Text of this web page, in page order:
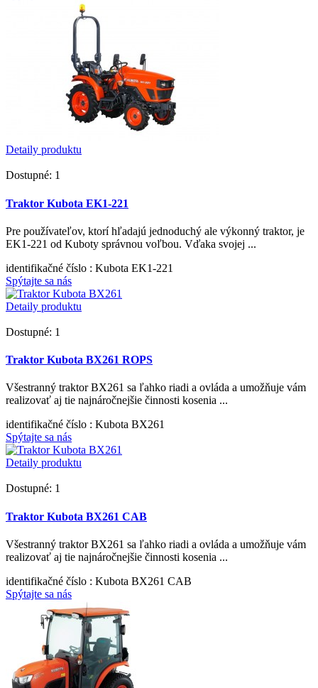
Detaily produktu
Dostupné: 1
Traktor Kubota EK1-221
Pre používateľov, ktorí hľadajú jednoduchý ale výkonný traktor, je
EK1-221 od Kuboty správnou voľbou. Vďaka svojej ...
identifikačné číslo : Kubota EK1-221
Spýtajte sa nás
Detaily produktu
Dostupné: 1
Traktor Kubota BX261 ROPS
Všestranný traktor BX261 sa ľahko riadi a ovláda a umožňuje vám
realizovať aj tie najnáročnejšie činnosti kosenia ...
identifikačné číslo : Kubota BX261
Spýtajte sa nás
Detaily produktu
Dostupné: 1
Traktor Kubota BX261 CAB
Všestranný traktor BX261 sa ľahko riadi a ovláda a umožňuje vám
realizovať aj tie najnáročnejšie činnosti kosenia ...
identifikačné číslo : Kubota BX261 CAB
Spýtajte sa nás